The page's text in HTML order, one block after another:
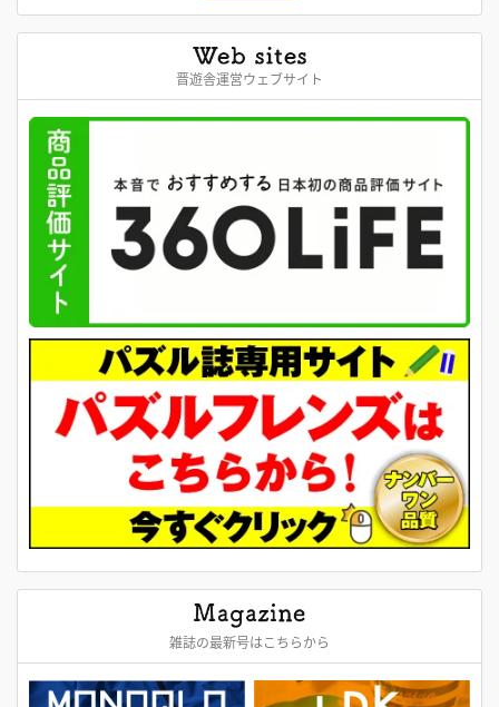
晋遊舎運営ウェブサイト
雑誌の最新号はこちらから